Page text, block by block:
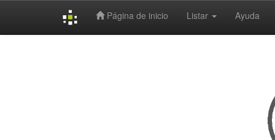
Página de inicio Listar Ayuda